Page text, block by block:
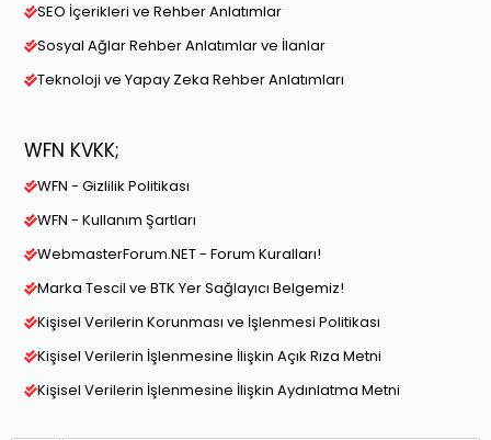
SEO İçerikleri ve Rehber Anlatımlar
Sosyal Ağlar Rehber Anlatımlar ve İlanlar
Teknoloji ve Yapay Zeka Rehber Anlatımları
WFN KVKK;
WFN - Gizlilik Politikası
WFN - Kullanım Şartları
WebmasterForum.NET - Forum Kuralları!
Marka Tescil ve BTK Yer Sağlayıcı Belgemiz!
Kişisel Verilerin Korunması ve İşlenmesi Politikası
Kişisel Verilerin İşlenmesine İlişkin Açık Rıza Metni
Kişisel Verilerin İşlenmesine İlişkin Aydınlatma Metni